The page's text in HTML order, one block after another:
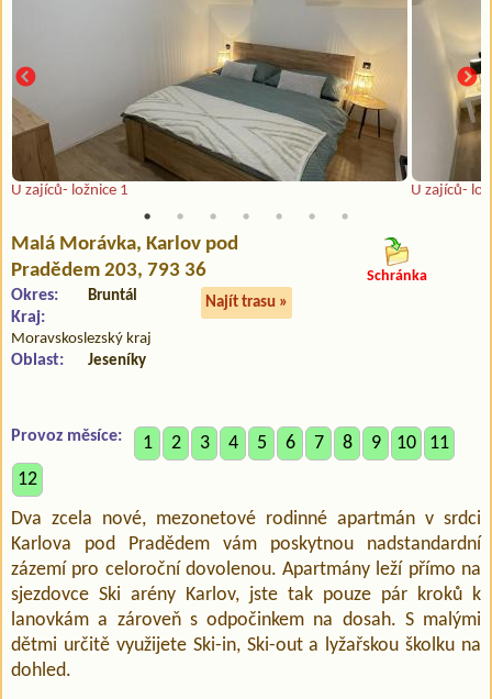
U zajíců- ložnice 1 U zajíců-
Malá Morávka, Karlov pod
Pradědem 203, 793 36
Najít trasu »
Okres: Bruntál
Kraj:
Moravskoslezský kraj
Oblast: Jeseníky
Schránka
Provoz měsíce: 1 2 3 4 5 6 7 8 9 10
11
12
Dva zcela nové, mezonetové rodinné apartmán v srdci
Karlova pod Pradědem vám poskytnou nadstandardní
zázemí pro celoroční dovolenou. Apartmány leží přímo na
sjezdovce Ski arény Karlov, jste tak pouze pár kroků k
lanovkám a zároveň s odpočinkem na dosah. S malými
dětmi určitě využijete Ski-in, Ski-out a lyžařskou školku na
dohled.